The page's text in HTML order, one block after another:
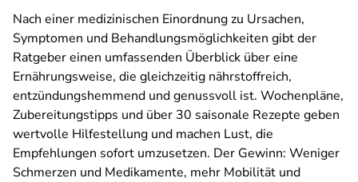
Nach einer medizinischen Einordnung zu Ursachen,
Symptomen und Behandlungsmöglichkeiten gibt der
Ratgeber einen umfassenden Überblick über eine
Ernährungsweise, die gleichzeitig nährstoffreich,
entzündungshemmend und genussvoll ist. Wochenpläne,
Zubereitungstipps und über 30 saisonale Rezepte geben
wertvolle Hilfestellung und machen Lust, die
Empfehlungen sofort umzusetzen. Der Gewinn: Weniger
Schmerzen und Medikamente, mehr Mobilität und